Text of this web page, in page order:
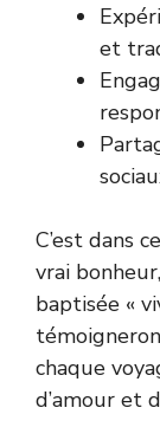
et
C’est dans
vrai
baptisée «
chaque
d’amour et